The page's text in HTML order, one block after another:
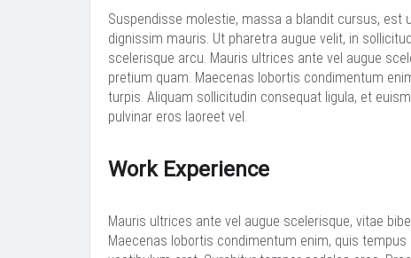
Suspendisse molestie, massa a blandit cursus, est
dignissim mauris. Ut pharetra augue velit, in
scelerisque arcu. Mauris ultrices ante vel augue
pretium quam. Maecenas lobortis condimentum
turpis. Aliquam sollicitudin consequat ligula, et
pulvinar eros laoreet vel.
Work Experience
Mauris ultrices ante vel augue scelerisque, vitae
Maecenas lobortis condimentum enim, quis